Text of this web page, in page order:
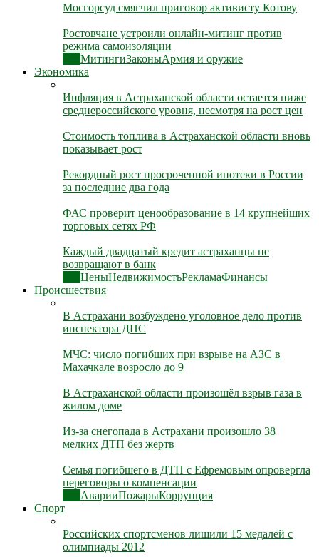
Мосгорсуд смягчил приговор активисту Котову
Ростовчане устроили онлайн-митинг против
режима самоизоляции
МитингиЗаконыАрмия и оружие
Экономика
Инфляция в Астраханской области остается ниже
среднероссийского уровня, несмотря на рост цен
Стоимость топлива в Астраханской области вновь
показывает рост
Рекордный рост просроченной ипотеки в России
за последние два года
ФАС проверит ценообразование в 14 крупнейших
торговых сетях РФ
Каждый двадцатый кредит астраханцы не
возвращают в банк
ЦеныНедвижимостьРекламаФинансы
Происшествия
В Астрахани возбуждено уголовное дело против
инспектора ДПС
МЧС: число погибших при взрыве на АЗС в
Махачкале возросло до 9
В Астраханской области произошёл взрыв газа в
жилом доме
Из-за снегопада в Астрахани произошло 38
мелких ДТП без жертв
Семья погибшего в ДТП с Ефремовым опровергла
переговоры о компенсации
АварииПожарыКоррупция
Спорт
Российских спортсменов лишили 15 медалей с
олимпиады 2012